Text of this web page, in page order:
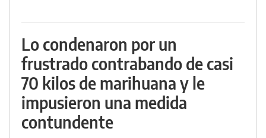
Lo condenaron por un
frustrado contrabando de casi
70 kilos de marihuana y le
impusieron una medida
contundente